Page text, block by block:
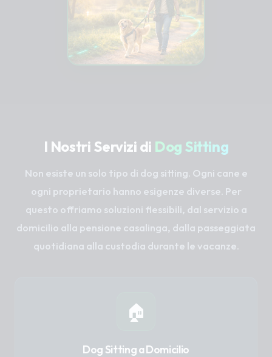
I Nostri Servizi di Dog Sitting
Non esiste un solo tipo di dog sitting. Ogni cane e
ogni proprietario hanno esigenze diverse. Per
questo offriamo soluzioni flessibili, dal servizio a
domicilio alla pensione casalinga, dalla passeggiata
quotidiana alla custodia durante le vacanze.
🏠
Dog Sitting a Domicilio